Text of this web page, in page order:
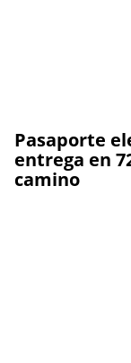
Pasaporte
entrega en
camino